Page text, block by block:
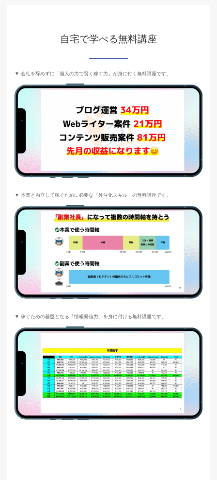
自宅で学べる無料講座
▼ 会社を辞めずに「個人の力で賢く稼ぐ力」が身に付く無料講座です。
▼ 本業と両立して稼ぐために必要な「外注化スキル」の無料講座です。
▼ 稼ぐための基盤となる「情報発信力」を身に付ける無料講座です。